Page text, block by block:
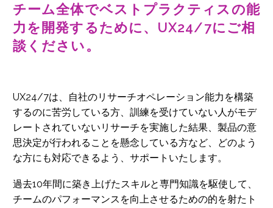
チーム全体でベストプラクティスの能
力を開発するために、UX24/7にご相
談ください。
UX24/7は、自社のリサーチオペレーション能力を構築
するのに苦労している方、訓練を受けていない人がモデ
レートされていないリサーチを実施した結果、製品の意
思決定が行われることを懸念している方など、どのよう
な方にも対応できるよう、サポートいたします。
過去10年間に築き上げたスキルと専門知識を駆使して、
チームのパフォーマンスを向上させるための的を射たト